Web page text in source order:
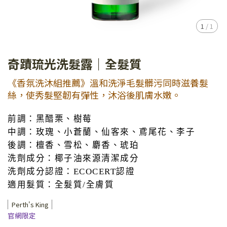
1 / 1
奇蹟琉光洗髮露｜全髮質
《香氛洗沐組推薦》溫和洗淨毛髮髒污同時滋養髮
絲，使秀髮堅韌有彈性，沐浴後肌膚水嫩。
前調：黑醋栗、樹莓
中調：玫瑰、小蒼蘭、仙客來、鳶尾花、李子
後調：檀香、雪松、麝香、琥珀
洗劑成分：椰子油來源清潔成分
洗劑成分認證：ECOCERT認證
適用髮質：全髮質/全膚質
Perth's King
官網限定